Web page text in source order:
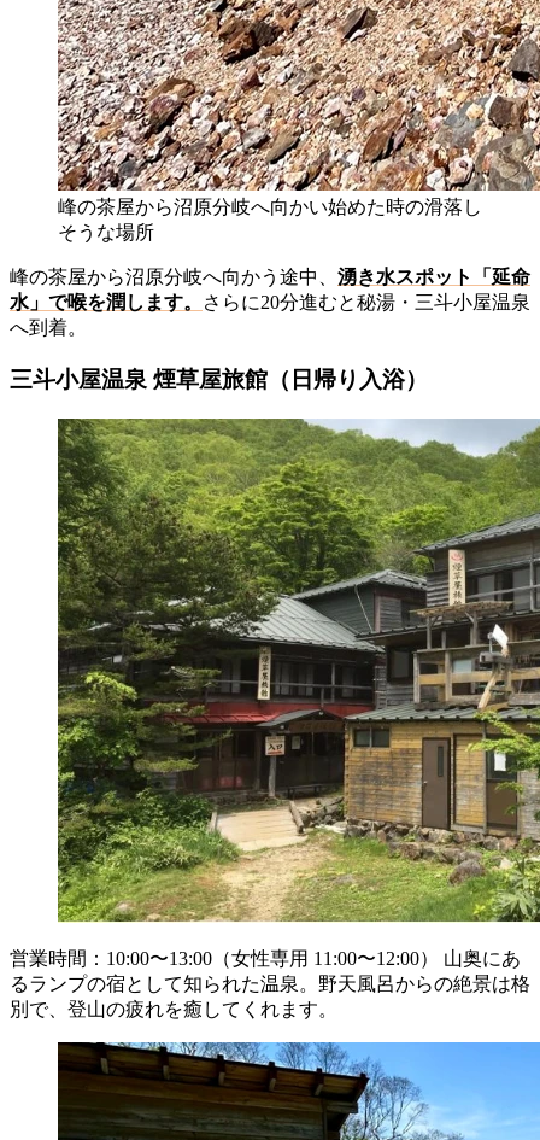
峰の茶屋から沼原分岐へ向かい始めた時の滑落し
そうな場所
峰の茶屋から沼原分岐へ向かう途中、 湧き水スポット「延命
水」で喉を潤します。
さらに20分進むと秘湯・三斗小屋温泉
へ到着。
三斗小屋温泉 煙草屋旅館（日帰り入浴）
営業時間：10:00〜13:00（女性専用 11:00〜12:00） 山奥にあ
るランプの宿として知られた温泉。野天風呂からの絶景は格
別で、登山の疲れを癒してくれます。